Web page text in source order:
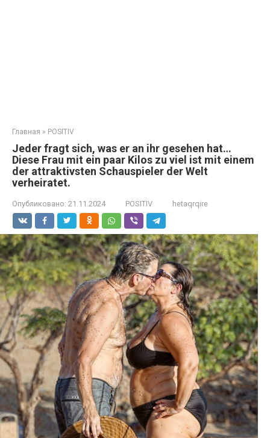
Главная » POSITIV
Jeder fragt sich, was er an ihr gesehen hat…
Diese Frau mit ein paar Kilos zu viel ist mit einem
der attraktivsten Schauspieler der Welt
verheiratet.
Опубликовано: 21.11.2024 POSITIV hetaqrqire